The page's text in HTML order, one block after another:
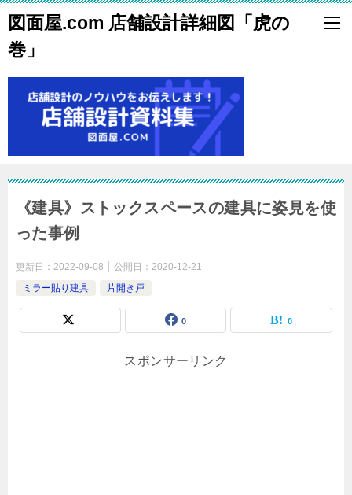
図面屋.com 店舗設計詳細図「虎の
巻」
《建具》ストックスペースの建具に姿見を使
った事例
更新日： 2022-09-08 公開日： 2020-12-21
ミラー貼り建具
片開き戸
0 0
スポンサーリンク